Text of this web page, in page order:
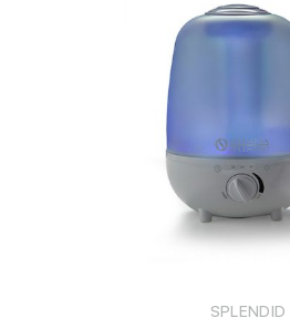
SPLENDID